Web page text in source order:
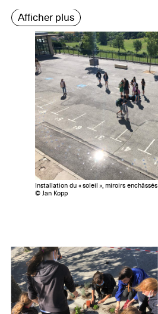
Afficher plus
Installation du « soleil », miroirs
© Jan Kopp